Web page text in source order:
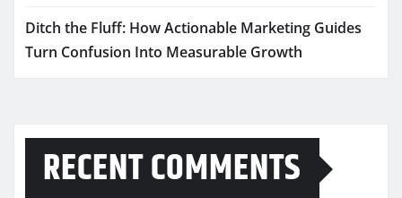
Ditch the Fluff: How Actionable Marketing Guides
Turn Confusion Into Measurable Growth
RECENT COMMENTS